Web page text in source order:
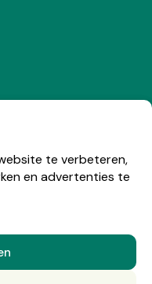
te verbeteren,
en advertenties te